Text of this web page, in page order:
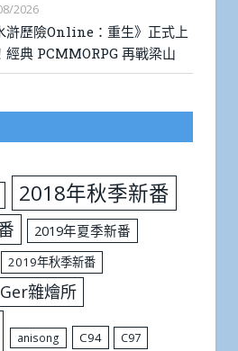
2026
滸歷險Online：重生》正式上
經典 PCMMORPG 再戰梁山
2018年秋季新番
2019年夏季新番
2019年秋季新番
雜燴所
anisong C94 C97